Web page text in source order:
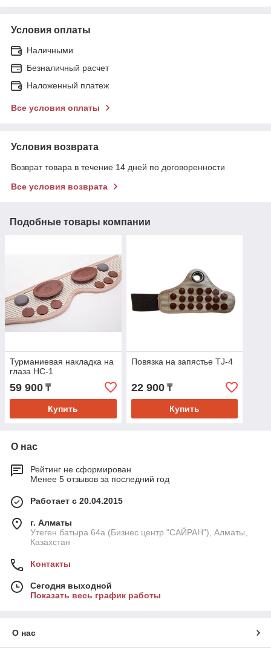
Условия оплаты
Наличными
Безналичный расчет
Наложенный платеж
Все условия оплаты
Условия возврата
Возврат товара в течение 14 дней по договоренности
Все условия возврата
Подобные товары компании
Турманиевая накладка на
глаза HC-1
59 900 ₸
Купить
Повязка на запястье TJ-4
22 900₸
Купить
О нас
Рейтинг не сформирован
Менее 5 отзывов за последний год
Работает с 20.04.2015
г. Алматы
Утеген батыра 64а (Бизнес центр "САЙРАН"), Алматы,
Казахстан
Контакты
Сегодня выходной
Показать весь график работы
О нас